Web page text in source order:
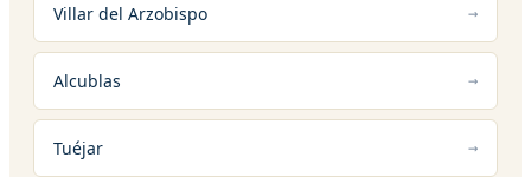
Villar del Arzobispo
Alcublas
Tuéjar